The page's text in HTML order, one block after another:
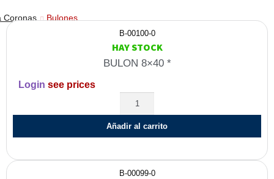
Coronas Bulones
B-00100-0
HAY STOCK
BULON 8×40 *
Login see prices
Añadir al carrito
B-00099-0